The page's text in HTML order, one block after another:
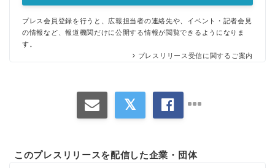
プレス会員登録を行うと、広報担当者の連絡先や、イベント・記者会見
の情報など、報道機関だけに公開する情報が閲覧できるようになりま
す。
プレスリリース受信に関するご案内
このプレスリリースを配信した企業・団体